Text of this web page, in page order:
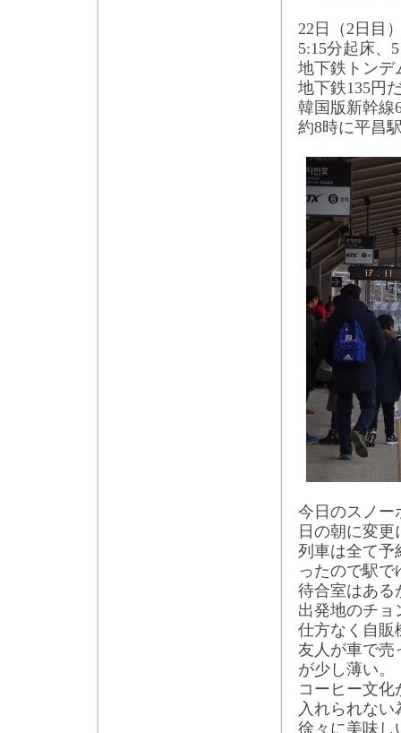
22 日（2 日目
5:15分起床、 5
地下鉄トン
地下鉄135円
韓国版新幹線
約8時に平昌
今日のスノー
日の朝に変
列車は全て予
ったので駅で
待合室はある
出発地のチョ
仕方なく自販
友人が車で売
が少し薄い。
コーヒー文
入れられない
徐々に美味し